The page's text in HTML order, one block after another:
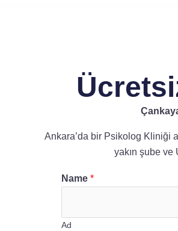
Ankara’da bir Psikolog Kliniği
yakın şube
Name *
Ad